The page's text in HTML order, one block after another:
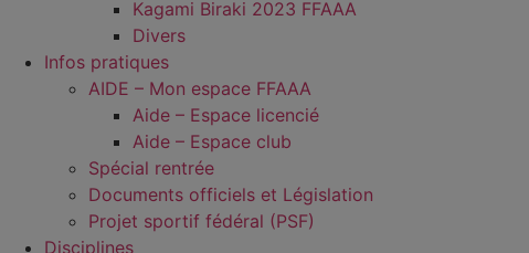
Kagami Biraki 2023 FFAAA
Divers
Infos pratiques
AIDE – Mon espace FFAAA
Aide – Espace licencié
Aide – Espace club
Spécial rentrée
Documents officiels et Législation
Projet sportif fédéral (PSF)
Disciplines